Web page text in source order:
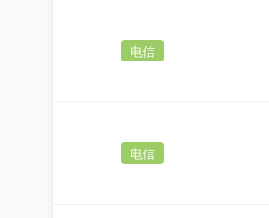
电信
电信